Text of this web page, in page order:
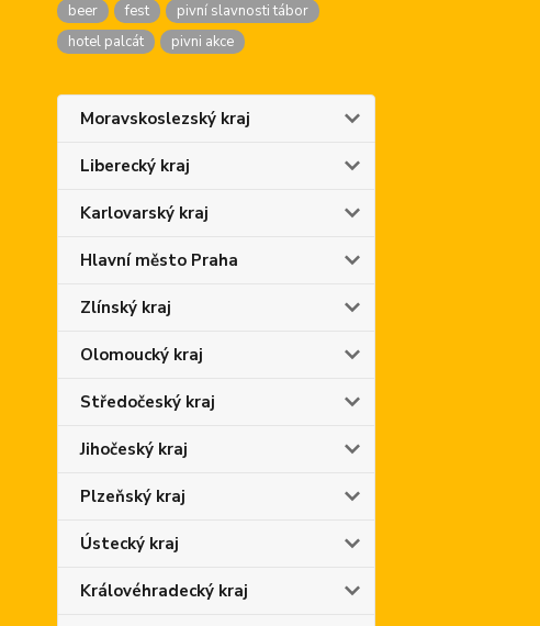
beer
fest
pivní slavnosti tábor
hotel palcát
pivni akce
Moravskoslezský kraj
Liberecký kraj
Karlovarský kraj
Hlavní město Praha
Zlínský kraj
Olomoucký kraj
Středočeský kraj
Jihočeský kraj
Plzeňský kraj
Ústecký kraj
Královéhradecký kraj